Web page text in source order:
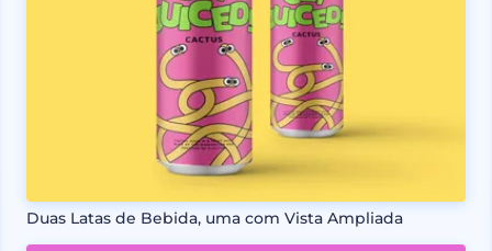
Duas Latas de Bebida, uma com Vista Ampliada